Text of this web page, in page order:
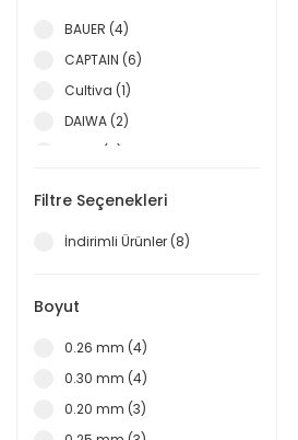
BAUER (4)
CAPTAIN (6)
Cultiva (1)
DAIWA (2)
FUJIN (5)
Kizuna (1)
PORTFİSH (2)
Seac Sub (1)
Filtre Seçenekleri
İndirimli Ürünler (8)
Boyut
0.26 mm (4)
0.30 mm (4)
0.20 mm (3)